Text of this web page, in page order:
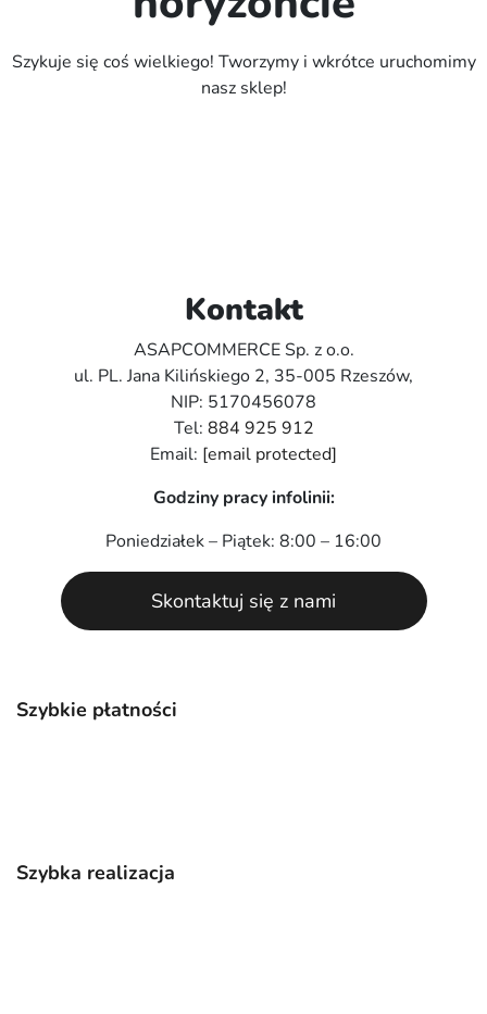
Szykuje się coś wielkiego! Tworzymy i wkrótce uruchomimy
nasz sklep!
Szybkie płatności
Szybka realizacja
Kontakt
ASAPCOMMERCE Sp. z o.o.
ul. PL. Jana Kilińskiego 2, 35-005 Rzeszów,
NIP: 5170456078
Tel: 884 925 912
Email: [email protected]
Godziny pracy infolinii:
Poniedziałek – Piątek: 8:00 – 16:00
Skontaktuj się z nami